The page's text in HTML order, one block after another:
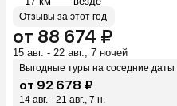
Отзывы за этот год
от 88 674 ₽
15 авг. - 22 авг., 7 ночей
Выгодные туры на соседние даты
от 92 678 ₽
14 авг. - 21 авг., 7 н.